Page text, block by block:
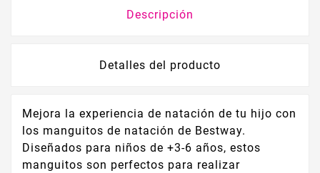
Descripción
Detalles del producto
Mejora la experiencia de natación de tu hijo con
los manguitos de natación de Bestway.
Diseñados para niños de +3-6 años, estos
manguitos son perfectos para realizar